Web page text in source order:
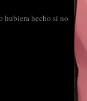
hubiera hecho si no